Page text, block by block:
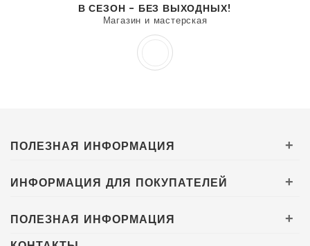
В СЕЗОН - БЕЗ ВЫХОДНЫХ!
Магазин и мастерская
ПОЛЕЗНАЯ ИНФОРМАЦИЯ +
ИНФОРМАЦИЯ ДЛЯ ПОКУПАТЕЛЕЙ +
ПОЛЕЗНАЯ ИНФОРМАЦИЯ +